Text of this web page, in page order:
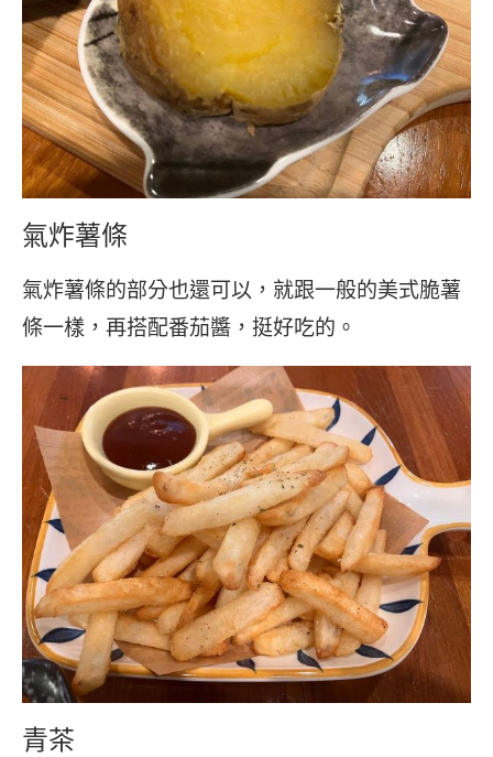
氣炸薯條
氣炸薯條的部分也還可以，就跟一般的美式脆薯
條一樣，再搭配番茄醬，挺好吃的。
青茶